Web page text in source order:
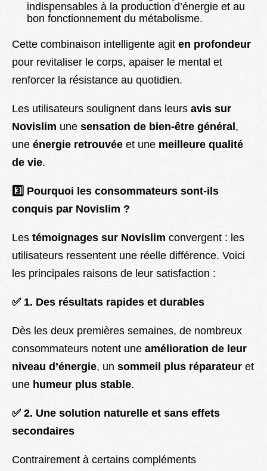
indispensables à la production d’énergie et au
bon fonctionnement du métabolisme.
Cette combinaison intelligente agit en profondeur
pour revitaliser le corps, apaiser le mental et
renforcer la résistance au quotidien.
Les utilisateurs soulignent dans leurs avis sur
Novislim une sensation de bien-être général ,
une énergie retrouvée et une meilleure qualité
de vie.
3️ Pourquoi les consommateurs sont-ils
conquis par Novislim ?
Les témoignages sur Novislim convergent : les
utilisateurs ressentent une réelle différence. Voici
les principales raisons de leur satisfaction :
✅1. Des résultats rapides et durables
Dès les deux premières semaines, de nombreux
consommateurs notent une amélioration de leur
niveau d’énergie, un sommeil plus réparateur et
une humeur plus stable.
✅2. Une solution naturelle et sans effets
secondaires
Contrairement à certains compléments